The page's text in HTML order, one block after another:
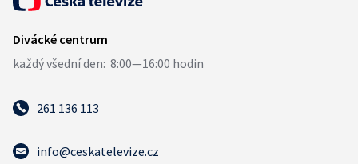
261 136 113
info@ceskatelevize.cz